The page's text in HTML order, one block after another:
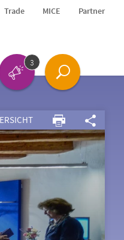
Trade MICE Partner
3